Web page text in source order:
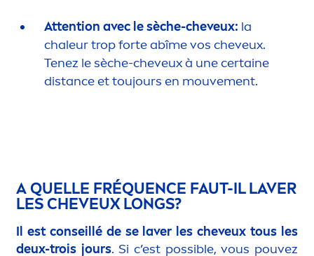
Attention avec le sèche-cheveux: la
chaleur trop forte abîme vos cheveux.
Tenez le sèche-cheveux à une certaine
distance et toujours en mouvement.
A QUELLE FRÉQUENCE FAUT-IL LAVER
LES CHEVEUX LONGS?
Il est conseillé de se laver les cheveux tous les
deux-trois jours. Si c’est possible, vous pouvez